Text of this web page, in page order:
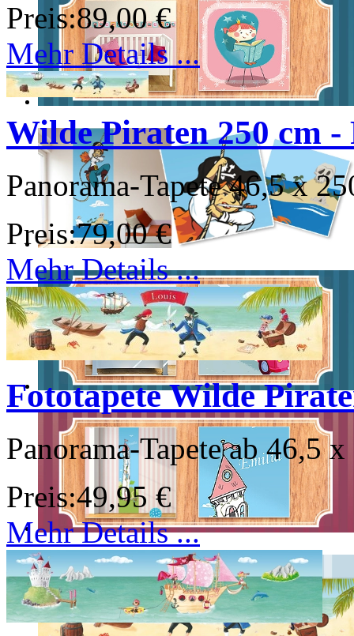
Preis:89,00 €
Mehr Details ...
Wilde Piraten 250 cm
Panorama-Tapete 46,5 x
Preis:79,00 €
Mehr Details ...
Fototapete Wilde
Panorama-Tapete ab 46,5
Preis:49,95 €
Mehr Details ...